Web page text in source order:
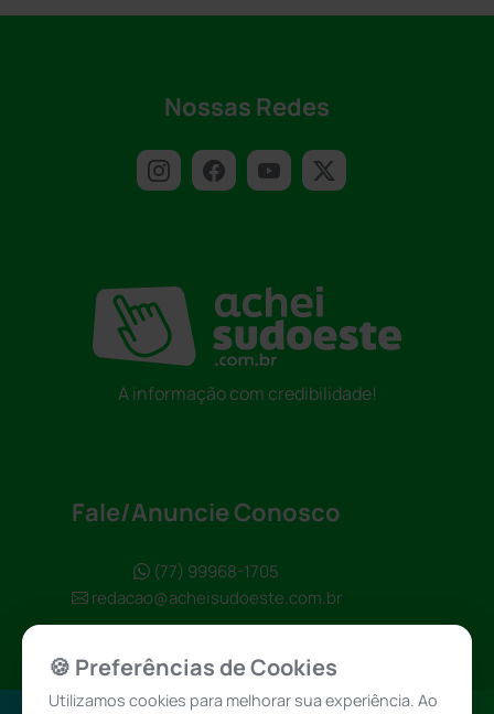
Nossas Redes
A informação com credibilidade!
Fale/Anuncie Conosco
(77) 99968-1705
redacao@acheisudoeste.com.br
🍪 Preferências de Cookies
Utilizamos cookies para melhorar sua experiência. Ao